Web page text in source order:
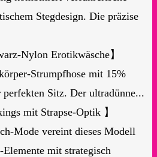
Stegdesign. Die präzise
Nylon Erotikwäsche】
Strumpfhose mit 15%
Sitz. Der ultradünne...
mit Strapse-Optik 】
Mode vereint dieses Modell
mit strategisch